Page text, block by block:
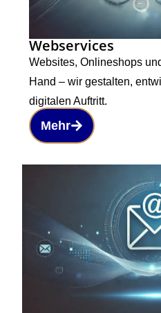
Webservices
Websites, Onlineshops
Hand – wir gestalten,
digitalen Auftritt.
Mehr